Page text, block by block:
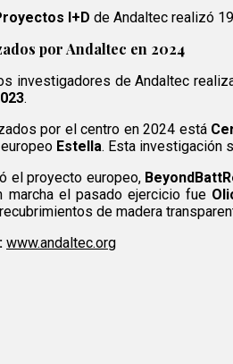
I+D de Andaltec realizó
por Andaltec en 2024
investigadores de Andaltec
.
por el centro en 2024 está
Estella. Esta investigación
el proyecto europeo,
marcha el pasado ejercicio fue
de madera
www.andaltec.org